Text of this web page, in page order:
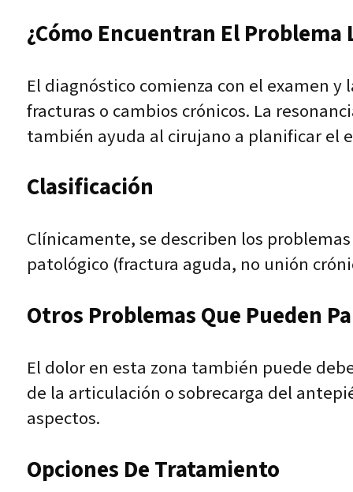
¿Cómo Encuentran El Problema
El diagnóstico comienza con el examen
fracturas o cambios crónicos. La
también ayuda al cirujano a planificar el
Clasificación
Clínicamente, se describen los
patológico (fractura aguda, no unión
Otros Problemas Que Pueden
El dolor en esta zona también puede
de la articulación o sobrecarga del
aspectos.
Opciones De Tratamiento